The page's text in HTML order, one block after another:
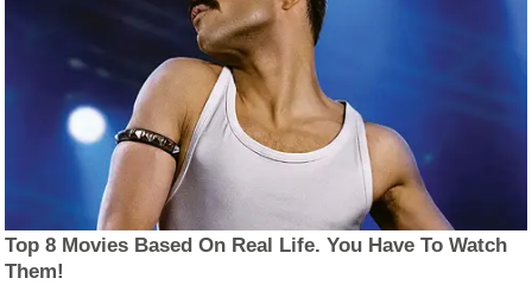
Top 8 Movies Based On Real Life. You Have To Watch
Them!